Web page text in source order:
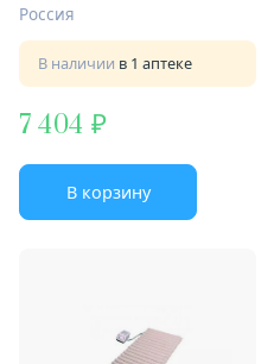
Россия
В наличии в 1 аптеке
7 404
В корзину